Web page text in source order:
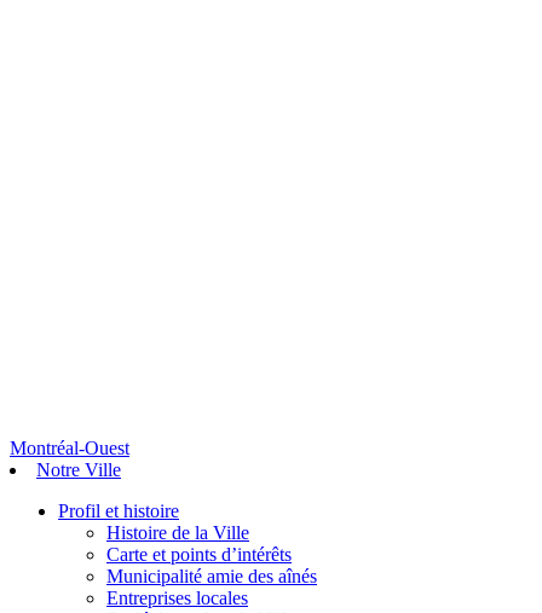
Montréal-Ouest
Notre Ville
Profil et histoire
Histoire de la Ville
Carte et points d’intérêts
Municipalité amie des aînés
Entreprises locales